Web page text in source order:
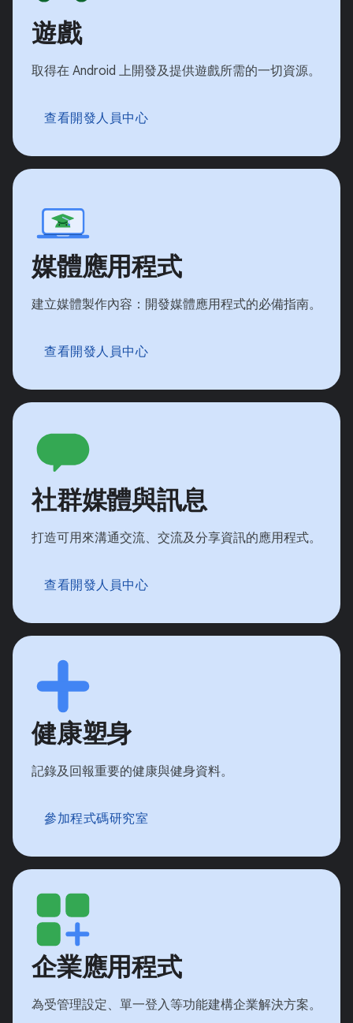
遊戲
取得在 Android 上開發及提供遊戲所需的一切資源。
查看開發人員中心
媒體應用程式
建立媒體製作內容：開發媒體應用程式的必備指南。
查看開發人員中心
社群媒體與訊息
打造可用來溝通交流、交流及分享資訊的應用程式。
查看開發人員中心
健康塑身
記錄及回報重要的健康與健身資料。
參加程式碼研究室
企業應用程式
為受管理設定、單一登入等功能建構企業解決方案。